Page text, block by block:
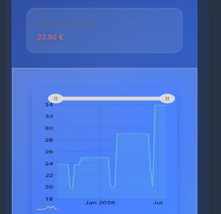
HÖCHSTER PREIS
33.90 €